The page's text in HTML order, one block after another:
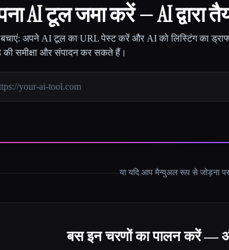
AI टूल जमा करें — AI द्वारा
अपने AI टूल का URL पेस्ट करें और AI को लिस्टिंग का
की समीक्षा और संपादन कर सकते हैं।
या यदि आप मैन्युअल रूप से जोड़ना
बस इन चरणों का पालन करें —